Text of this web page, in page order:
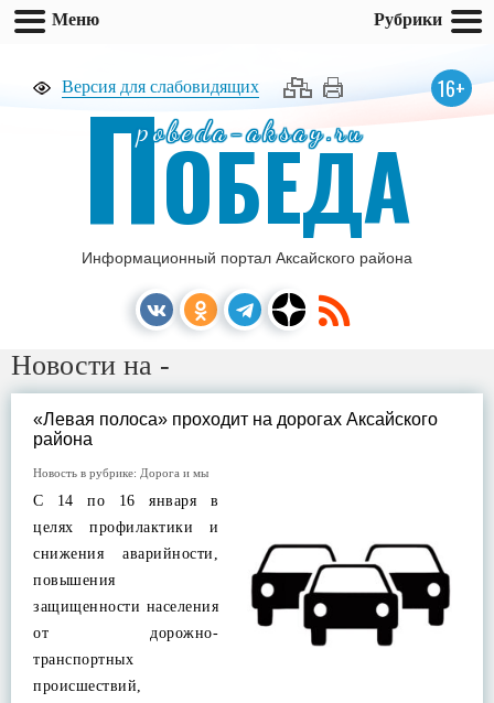
Версия для слабовидящих 16+
pobeda-aksay.ru
ПОБЕДА
Информационный портал Аксайского района
Новости на -
«Левая полоса» проходит на дорогах Аксайского
района
Новость в рубрике: Дорога и мы
С 14 по 16 января в
целях профилактики и
снижения аварийности,
повышения
защищенности населения
от дорожно-
транспортных
происшествий,
Меню Рубрики